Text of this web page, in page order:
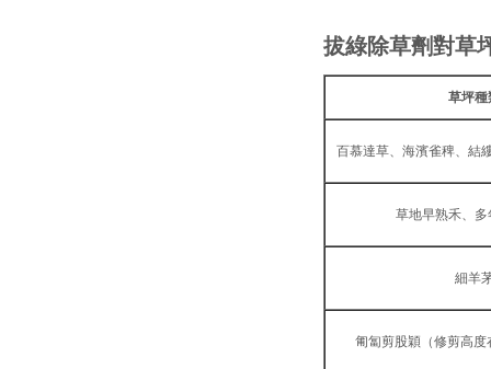
拔綠除草劑對草
草坪種
百慕達草、海濱雀稗、結
草地早熟禾、
細羊
匍匐剪股穎（修剪高